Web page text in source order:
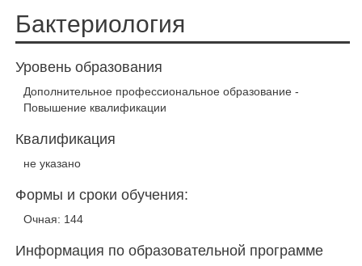
Бактериология
Уровень образования
Дополнительное профессиональное образование -
Повышение квалификации
Квалификация
не указано
Формы и сроки обучения:
Очная: 144
Информация по образовательной программе